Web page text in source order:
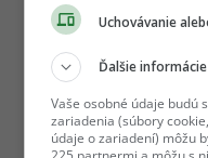
Uchovávanie
Ďalšie informácie
Vaše osobné údaje budú
zariadenia (súbory
údaje o zariadení) môžu